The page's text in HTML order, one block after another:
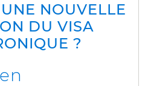
NOUVELLE
DU VISA
?